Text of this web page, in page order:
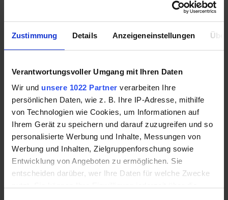
Zustimmung Details Anzeigeneinstellungen
Verantwortungsvoller Umgang mit Ihren Daten
Wir und unsere 1022 Partner verarbeiten Ihre
persönlichen Daten, wie z. B. Ihre IP-Adresse, mithilfe
von Technologien wie Cookies, um Informationen auf
Ihrem Gerät zu speichern und darauf zuzugreifen und so
personalisierte Werbung und Inhalte, Messungen von
Werbung und Inhalten, Zielgruppenforschung sowie
Entwicklung von Angeboten zu ermöglichen. Sie
entscheiden darüber, wer Ihre Daten für welche Zwecke
natürlich auch Bereitschaft des Schuldners,
seine Verpflichtungen gegenüber dem
Gläubiger in voller Höhe und im Rahmen der
vorgegebenen Fristen zu erfüllen.
mehr dazu hier:Bonität
Bürgschaft
Bei der Bürgschaft handelt es sich z. B. um
eine Kreditabsicherung eines Gläubigers.
Dabei haftet der Bürge für einen Kredit im Falle